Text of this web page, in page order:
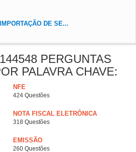
DE SE...
PERGUNTAS
PALAVRA CHAVE:
NFE
424 Questões
NOTA FISCAL ELETRÔNICA
318 Questões
EMISSÃO
260 Questões